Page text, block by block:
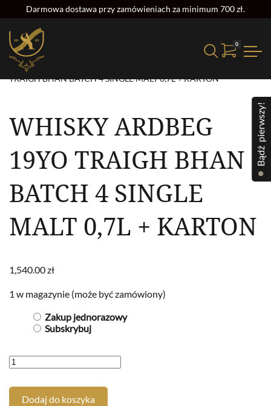
Darmowa dostawa przy zamówieniach za minimum 700 zł.
0
Strona główna
TRAIGH BHAN BATCH 4 SINGLE MALT 0,7L + KARTON
WHISKY ARDBEG
19YO TRAIGH BHAN
BATCH 4 SINGLE
MALT 0,7L + KARTON
1,540.00zł
1 w magazynie (może być zamówiony)
Zakup jednorazowy
Subskrybuj
Dodaj do koszyka
Bądź pierwszy!